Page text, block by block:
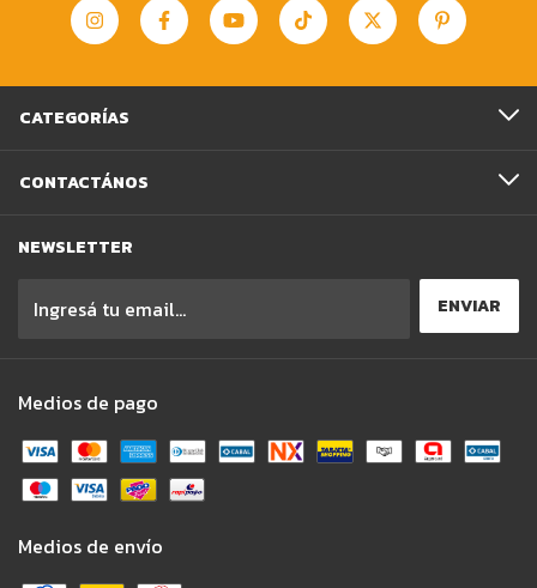
CATEGORÍAS
CONTACTÁNOS
NEWSLETTER
Medios de pago
Medios de envío